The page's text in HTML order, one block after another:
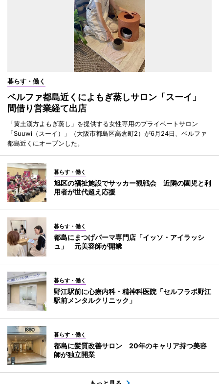
暮らす・働く
ベルファ都島近くによもぎ蒸しサロン「スーイ」
間借り営業経て出店
「黄土漢方よもぎ蒸し」を提供する女性専用のプライベートサロン
「Suuwi（スーイ）」（大阪市都島区高倉町2）が6月24日、ベルファ
都島近くにオープンした。
暮らす・働く
旭区の福祉施設でサッカー観戦会 近隣の園児と利
用者が世代超え応援
暮らす・働く
都島にまつげパーマ専門店「イッソ・アイラッシ
ュ」 元美容師が開業
暮らす・働く
野江駅前に心療内科・精神科医院「セルフラボ野江
駅前メンタルクリニック」
暮らす・働く
都島に髪質改善サロン 20年のキャリア持つ美容
師が独立開業